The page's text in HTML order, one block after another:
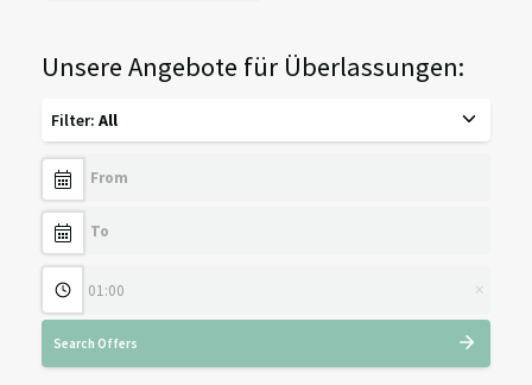
Unsere Angebote für Überlassungen:
Filter: All
×
Search Offers